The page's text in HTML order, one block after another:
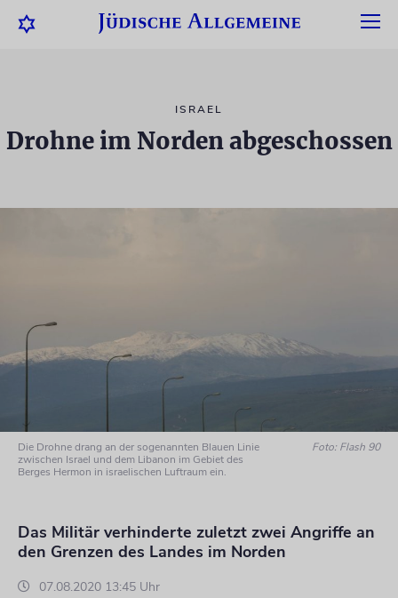
ISRAEL
Drohne im Norden abgeschossen
Die Drohne drang an der sogenannten Blauen Linie
zwischen Israel und dem Libanon im Gebiet des
Berges Hermon in israelischen Luftraum ein.
Foto: Flash 90
Das Militär verhinderte zuletzt zwei Angriffe an
den Grenzen des Landes im Norden
07.08.2020 13:45 Uhr